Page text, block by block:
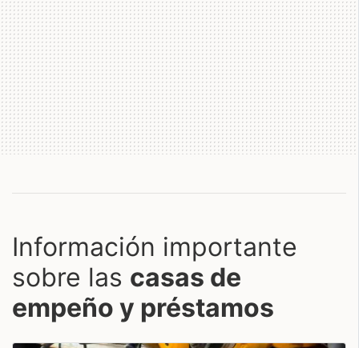
Información importante
sobre las casas de
empeño y préstamos